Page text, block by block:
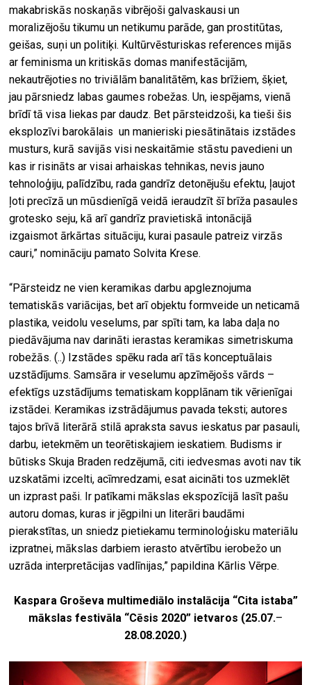
makabriskās noskaņās vibrējoši galvaskausi un
moralizējošu tikumu un netikumu parāde, gan prostitūtas,
geišas, suņi un politiķi. Kultūrvēsturiskas references mijās
ar feminisma un kritiskās domas manifestācijām,
nekautrējoties no triviālām banalitātēm, kas brīžiem, šķiet,
jau pārsniedz labas gaumes robežas. Un, iespējams, vienā
brīdī tā visa liekas par daudz. Bet pārsteidzoši, ka tieši šis
eksplozīvi barokālais un manieriski piesātinātais izstādes
musturs, kurā savijās visi neskaitāmie stāstu pavedieni un
kas ir risināts ar visai arhaiskas tehnikas, nevis jauno
tehnoloģiju, palīdzību, rada gandrīz detonējušu efektu, ļaujot
ļoti precīzā un mūsdienīgā veidā ieraudzīt šī brīža pasaules
grotesko seju, kā arī gandrīz pravietiskā intonācijā
izgaismot ārkārtas situāciju, kurai pasaule patreiz virzās
cauri,” nomināciju pamato Solvita Krese.
“Pārsteidz ne vien keramikas darbu apgleznojuma
tematiskās variācijas, bet arī objektu formveide un neticamā
plastika, veidolu veselums, par spīti tam, ka laba daļa no
piedāvājuma nav darināti ierastas keramikas simetriskuma
robežās. (..) Izstādes spēku rada arī tās konceptuālais
uzstādījums. Samsāra ir veselumu apzīmējošs vārds –
efektīgs uzstādījums tematiskam kopplānam tik vērienīgai
izstādei. Keramikas izstrādājumus pavada teksti; autores
tajos brīvā literārā stilā apraksta savus ieskatus par pasauli,
darbu, ietekmēm un teorētiskajiem ieskatiem. Budisms ir
būtisks Skuja Braden redzējumā, citi iedvesmas avoti nav tik
uzskatāmi izcelti, acīmredzami, esat aicināti tos uzmeklēt
un izprast paši. Ir patīkami mākslas ekspozīcijā lasīt pašu
autoru domas, kuras ir jēgpilni un literāri baudāmi
pierakstītas, un sniedz pietiekamu terminoloģisku materiālu
izpratnei, mākslas darbiem ierasto atvērtību ierobežo un
uzrāda interpretācijas vadlīnijas,” papildina Kārlis Vērpe.
Kaspara Groševa multimediālo instalācija “Cita istaba”
mākslas festivāla “Cēsis 2020” ietvaros (25.07.–
28.08.2020.)